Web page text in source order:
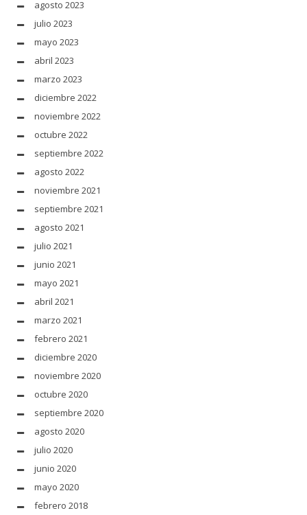
agosto 2023
julio 2023
mayo 2023
abril 2023
marzo 2023
diciembre 2022
noviembre 2022
octubre 2022
septiembre 2022
agosto 2022
noviembre 2021
septiembre 2021
agosto 2021
julio 2021
junio 2021
mayo 2021
abril 2021
marzo 2021
febrero 2021
diciembre 2020
noviembre 2020
octubre 2020
septiembre 2020
agosto 2020
julio 2020
junio 2020
mayo 2020
febrero 2018